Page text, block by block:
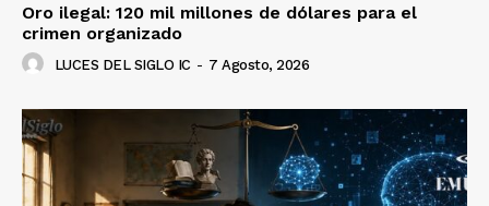
Oro ilegal: 120 mil millones de dólares para el
crimen organizado
LUCES DEL SIGLO IC - 7 Agosto, 2026